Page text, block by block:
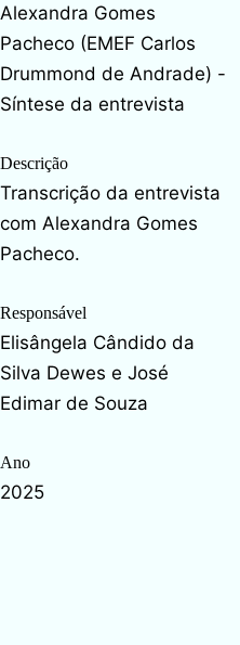
Alexandra Gomes
Pacheco (EMEF Carlos
Drummond de Andrade) -
Síntese da entrevista
Descrição
Transcrição da entrevista
com Alexandra Gomes
Pacheco.
Responsável
Elisângela Cândido da
Silva Dewes e José
Edimar de Souza
Ano
2025